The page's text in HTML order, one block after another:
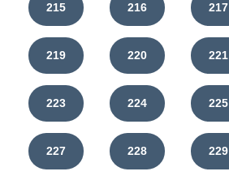
215 216 217
219 220 221
223 224 225
227 228 229